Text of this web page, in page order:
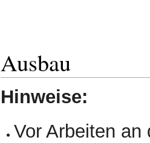
Ausbau
Hinweise:
Vor Arbeiten